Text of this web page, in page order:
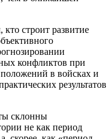
кто строит развитие
конфликтов при
в войсках и
результатов
склонны
не как период